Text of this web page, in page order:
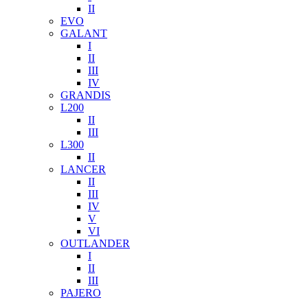
II
EVO
GALANT
I
II
III
IV
GRANDIS
L200
II
III
L300
II
LANCER
II
III
IV
V
VI
OUTLANDER
I
II
III
PAJERO